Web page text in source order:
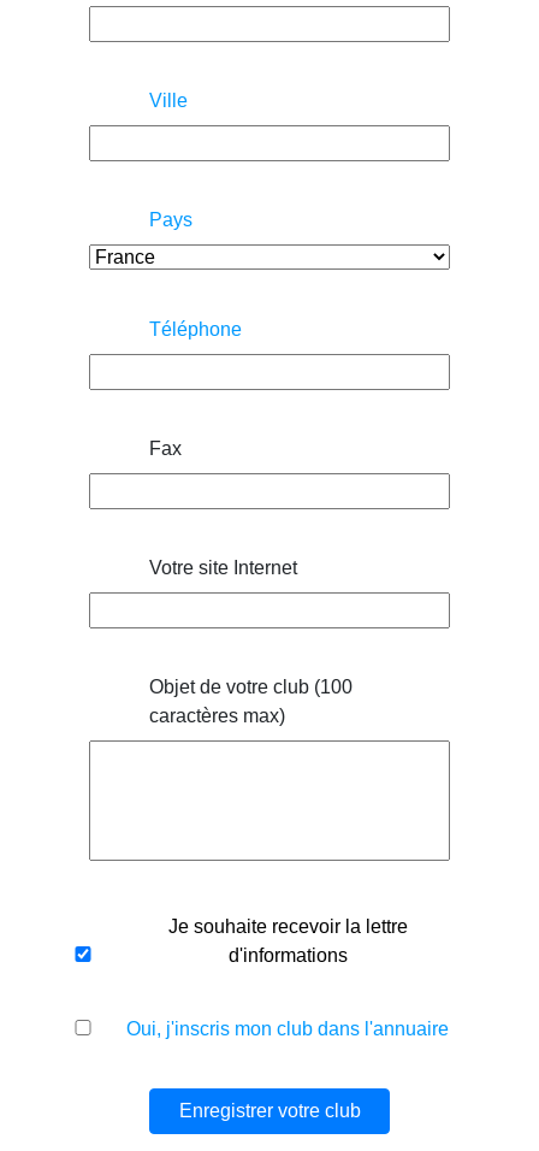
Ville
Pays
Téléphone
Fax
Votre site Internet
Objet de votre club (100
caractères max)
Je souhaite recevoir la lettre
d'informations
Oui, j'inscris mon club dans l'annuaire